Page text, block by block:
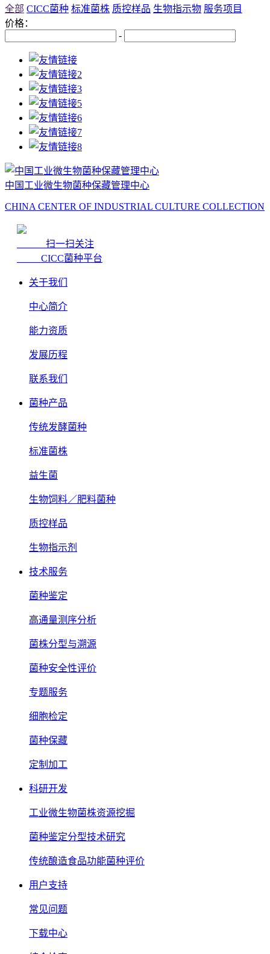
全部 CICC菌种 标准菌株 质控样品 生物指示物 服务项目
价格：
-
中国工业微生物菌种保藏管理中心
CHINA CENTER OF INDUSTRIAL CULTURE COLLECTION
扫一扫关注
CICC菌种平台
关于我们
中心简介
能力资质
发展历程
联系我们
菌种产品
传统发酵菌种
标准菌株
益生菌
生物饲料／肥料菌种
质控样品
生物指示剂
技术服务
菌种鉴定
高通量测序分析
菌株分型与溯源
菌种安全性评价
专题服务
细胞检定
菌种保藏
定制加工
科研开发
工业微生物菌株资源挖掘
菌种鉴定分型技术研究
传统酿造食品功能菌种评价
用户支持
常见问题
下载中心